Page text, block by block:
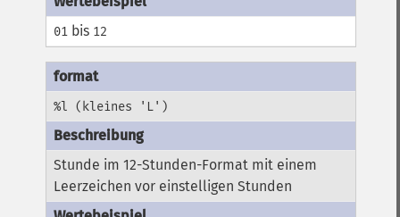
01 bis 12
%l (kleines 'L')
Stunde im 12-Stunden-Format mit einem
Leerzeichen vor einstelligen Stunden